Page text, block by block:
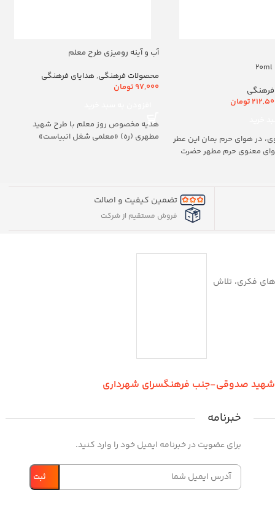
تومان
در هوای حرم بمان این عطر
معنوی حرم مطهر حضرت
آب و آینه رومیزی طرح معلم
محصولات فرهنگی, هدایای فرهنگی
97,000تومان
هدیه مخصوص روز معلم با طرح شهید
مطهری (ره) «معلمی شغل انبیاست»
تضمین کیفیت و اصالت
فروش مستقیم از شرکت
فکری، تلاش
شهید صدوقی-جنب فرهنگسرای شهرداری
خبرنامه
برای عضویت در خبرنامه ایمیل خود را وارد کنید.